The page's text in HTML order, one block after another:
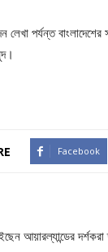
লেখা পর্যন্ত
Facebook
আয়ারল্যান্ডের